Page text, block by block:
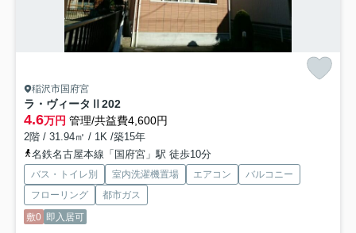
稲沢市国府宮
ラ・ヴィータⅡ 202
4.6万円 管理/共益費4,600円
2階 / 31.94㎡ / 1K /築15年
名鉄名古屋本線「国府宮」駅 徒歩10分
バス・トイレ別 室内洗濯機置場 エアコン
バルコニー
フローリング
都市ガス
敷0 即入居可